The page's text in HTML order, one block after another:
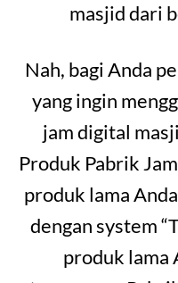
masjid dari
Nah, bagi Anda
yang ingin
jam digital
Produk Pabrik
produk lama
dengan system
produk lama